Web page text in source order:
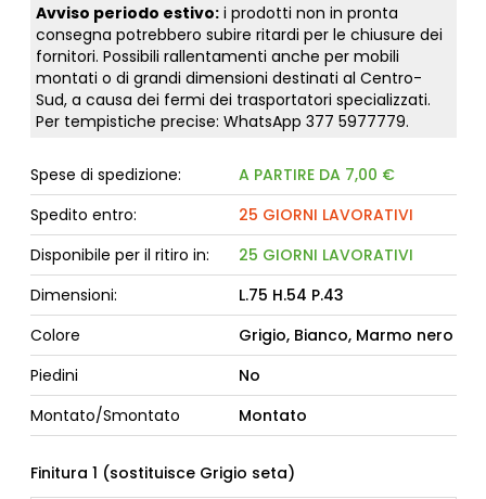
Avviso periodo estivo:i prodotti non in pronta
consegna potrebbero subire ritardi per le chiusure dei
fornitori. Possibili rallentamenti anche per mobili
montati o di grandi dimensioni destinati al Centro-
Sud, a causa dei fermi dei trasportatori specializzati.
Per tempistiche precise: WhatsApp 377 5977779.
Spese di spedizione:
A PARTIRE DA 7,00 €
Spedito entro:
25 GIORNI LAVORATIVI
Disponibile per il ritiro in:
25 GIORNI LAVORATIVI
Dimensioni:
L.75 H.54 P.43
Colore
Grigio, Bianco, Marmo nero
Piedini
No
Montato/Smontato
Montato
Finitura 1 (sostituisce Grigio seta)